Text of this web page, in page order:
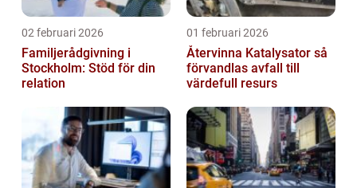
02 februari 2026
Familjerådgivning i
Stockholm: Stöd för din
relation
01 februari 2026
Återvinna Katalysator så
förvandlas avfall till
värdefull resurs